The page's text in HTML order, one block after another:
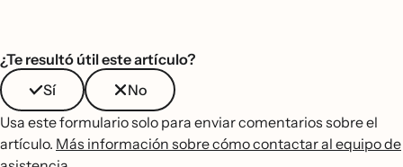
¿Te resultó útil este artículo?
Sí
No
Usa este formulario solo para enviar comentarios sobre el
artículo. Más información sobre cómo contactar al equipo de